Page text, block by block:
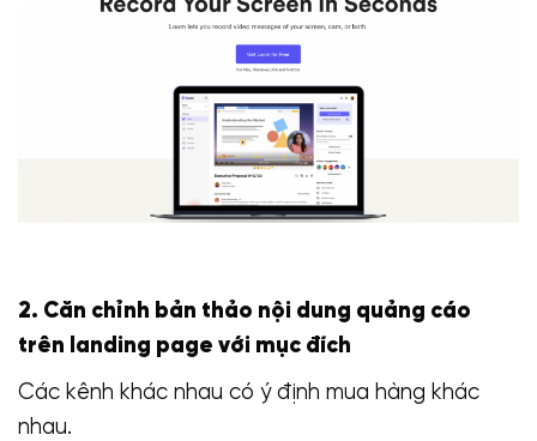
2. Căn chỉnh bản thảo nội dung quảng cáo
trên landing page với mục đích
Các kênh khác nhau có ý định mua hàng khác
nhau.